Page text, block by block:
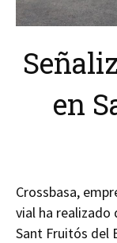
en
Crossbasa,
vial ha
Sant Fruitós del